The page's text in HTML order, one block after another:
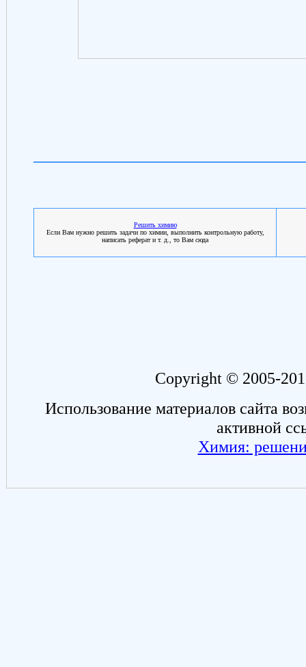
Решить химию
Если Вам нужно решить задачи по химии, выполнить контрольную работу,
написать реферат и т. д., то Вам сюда
Copyright © 2005-
Использование материалов сайта
активной
Химия: